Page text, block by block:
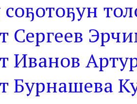
Сергеев
Иванов
Бурнашева